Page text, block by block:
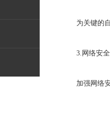
为关键的自
3.网络安全
加强网络安